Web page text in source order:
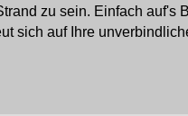
zu sein. Einfach auf's
sich auf Ihre